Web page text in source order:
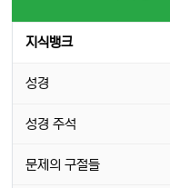
지식뱅크
성경
성경 주석
문제의 구절들